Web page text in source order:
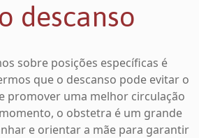
descanso
sobre posições específicas é
que o descanso pode evitar o
promover uma melhor circulação
o obstetra é um grande
e orientar a mãe para garantir